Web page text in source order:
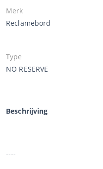
Merk
Reclamebord
Type
NO RESERVE
Beschrijving
----